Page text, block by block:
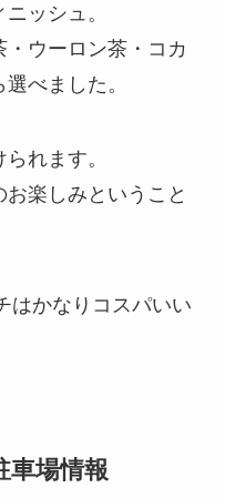
ッシュ。
・ウーロン茶・コカ
べました。
れます。
楽しみということ
はかなりコスパいい
車場情報